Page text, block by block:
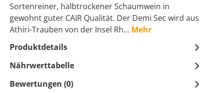
Sortenreiner, halbtrockener Schaumwein in
gewohnt guter CAIR Qualität. Der Demi Sec wird aus
Athiri-Trauben von der Insel Rh… Mehr
Produktdetails
Nährwerttabelle
Bewertungen (0)